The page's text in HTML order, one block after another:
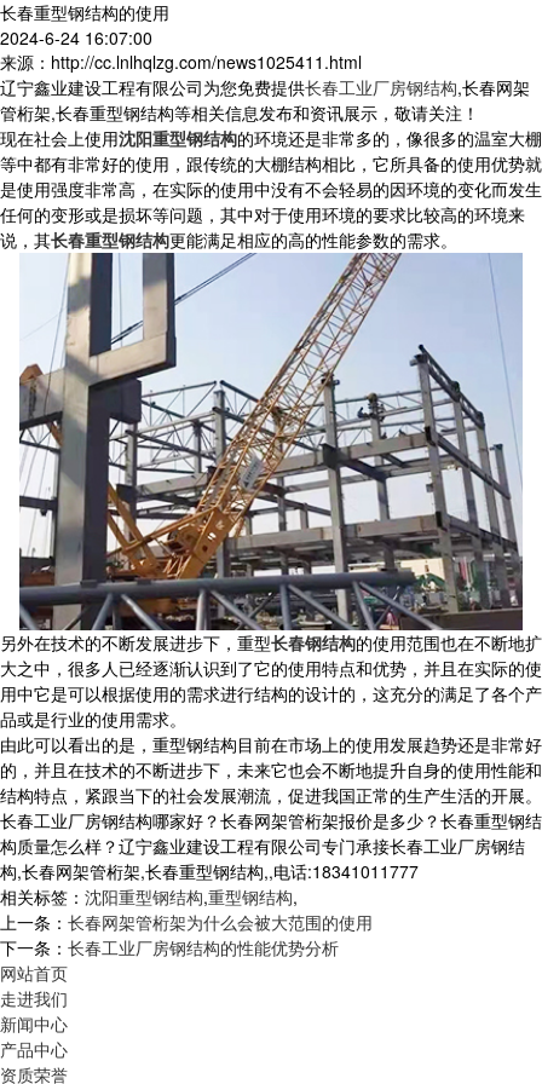
长春重型钢结构的使用
2024-6-24 16:07:00
来源：http://cc.lnlhqlzg.com/news1025411.html
辽宁鑫业建设工程有限公司为您免费提供长春工业厂房钢结构,长春网架
管桁架,长春重型钢结构等相关信息发布和资讯展示，敬请关注！
现在社会上使用沈阳重型钢结构的环境还是非常多的，像很多的温室大棚
等中都有非常好的使用，跟传统的大棚结构相比，它所具备的使用优势就
是使用强度非常高，在实际的使用中没有不会轻易的因环境的变化而发生
任何的变形或是损坏等问题，其中对于使用环境的要求比较高的环境来
说，其长春重型钢结构更能满足相应的高的性能参数的需求。
另外在技术的不断发展进步下，重型长春钢结构的使用范围也在不断地扩
大之中，很多人已经逐渐认识到了它的使用特点和优势，并且在实际的使
用中它是可以根据使用的需求进行结构的设计的，这充分的满足了各个产
品或是行业的使用需求。
由此可以看出的是，重型钢结构目前在市场上的使用发展趋势还是非常好
的，并且在技术的不断进步下，未来它也会不断地提升自身的使用性能和
结构特点，紧跟当下的社会发展潮流，促进我国正常的生产生活的开展。
长春工业厂房钢结构哪家好？长春网架管桁架报价是多少？长春重型钢结
构质量怎么样？辽宁鑫业建设工程有限公司专门承接长春工业厂房钢结
构,长春网架管桁架,长春重型钢结构,,电话:18341011777
相关标签： 沈阳重型钢结构,重型钢结构,
上一条： 长春网架管桁架为什么会被大范围的使用
下一条： 长春工业厂房钢结构的性能优势分析
网站首页
走进我们
新闻中心
产品中心
资质荣誉